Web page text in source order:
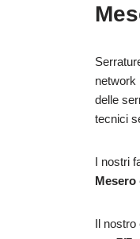
network
delle
tecnici
I nostri
Mesero
Il nostro